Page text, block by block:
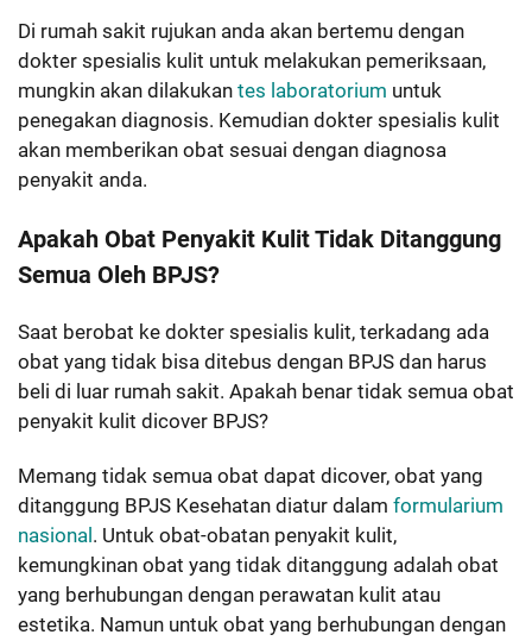
Di rumah sakit rujukan anda akan bertemu dengan
dokter spesialis kulit untuk melakukan pemeriksaan,
mungkin akan dilakukan tes laboratorium untuk
penegakan diagnosis. Kemudian dokter spesialis kulit
akan memberikan obat sesuai dengan diagnosa
penyakit anda.
Apakah Obat Penyakit Kulit Tidak Ditanggung
Semua Oleh BPJS?
Saat berobat ke dokter spesialis kulit, terkadang ada
obat yang tidak bisa ditebus dengan BPJS dan harus
beli di luar rumah sakit. Apakah benar tidak semua obat
penyakit kulit dicover BPJS?
Memang tidak semua obat dapat dicover, obat yang
ditanggung BPJS Kesehatan diatur dalam formularium
nasional . Untuk obat-obatan penyakit kulit,
kemungkinan obat yang tidak ditanggung adalah obat
yang berhubungan dengan perawatan kulit atau
estetika. Namun untuk obat yang berhubungan dengan